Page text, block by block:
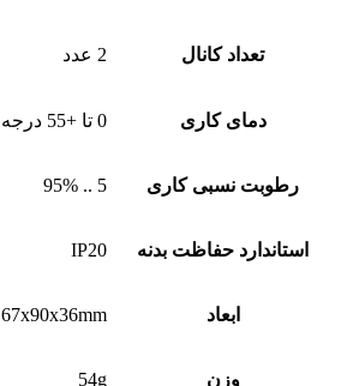
تعداد کانال 2 عدد
دمای کاری 0 تا +55 درجه سانتی گراد
رطوبت نسبی کاری 5 .. 95%
استاندارد حفاظت بدنه IP20
ابعاد 67x90x36mm
وزن 54g